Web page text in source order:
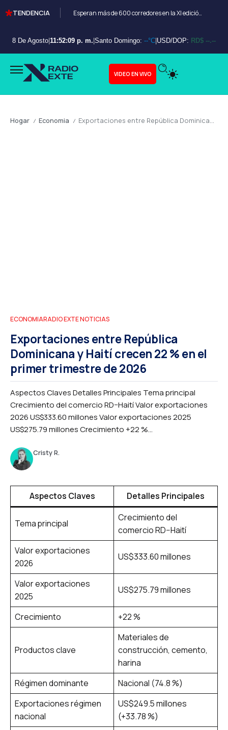
TENDENCIA Esperan más de 600 corredores en la XI edición del Bayahibe 10K
8 De Agosto |11:52:11 p. m. Santo Domingo: --°C| USD/DOP: RD$ --.--
VIDEO EN VIVO
Hogar / Economia / Exportaciones entre República Dominicana y Haití crecen 22 % en el primer trimestre de 2026
ECONOMIARADIO EXTE NOTICIAS
Exportaciones entre República
Dominicana y Haití crecen 22 % en el
primer trimestre de 2026
Aspectos Claves Detalles Principales Tema principal
Crecimiento del comercio RD–Haití Valor exportaciones
2026 US$333.60 millones Valor exportaciones 2025
US$275.79 millones Crecimiento +22 %...
Cristy R.
Aspectos Claves Detalles Principales
Tema principal
Crecimiento del
comercio RD–Haití
Valor exportaciones
2026
US$333.60 millones
Valor exportaciones
2025
US$275.79 millones
Crecimiento +22 %
Productos clave
Materiales de
construcción, cemento,
harina
Régimen dominante
Nacional (74.8 %)
Exportaciones régimen
nacional
US$249.5 millones
(+33.78 %)